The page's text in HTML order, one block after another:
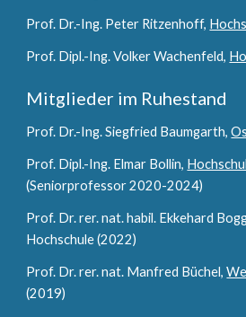
Prof. Dr.-Ing. Peter Ritzenhoff,
Prof. Dipl.-Ing. Volker Wachenfeld,
Mitglieder im Ruhestand
Prof. Dr.-Ing. Siegfried Baumgarth,
Prof. Dipl.-Ing. Elmar Bollin,
(Seniorprofessor 2020-2024)
Prof. Dr. rer. nat. habil. Ekkehard
Hochschule (2022)
Prof. Dr. rer. nat. Manfred Büchel,
(2019)